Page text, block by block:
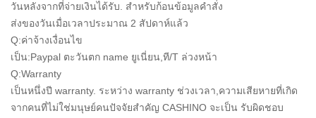
วันหลังจากที่จ่ายเงินได้รับ. สำหรับก้อนข้อมูลคำสั่ง
ส่งของวันเมื่อเวลาประมาณ 2 สัปดาห์แล้ว
Q:ค่าจ้างเงื่อนไข
เป็น:Paypal ตะวันตก name ยูเนี่ยน,ที/T ล่วงหน้า
Q:Warranty
เป็นหนึ่งปี warranty. ระหว่าง warranty ช่วงเวลา,ความเสียหายที่เกิด
จากคนที่ไม่ใช่มนุษย์คนปัจจัยสำคัญ CASHINO จะเป็น รับผิดชอบ